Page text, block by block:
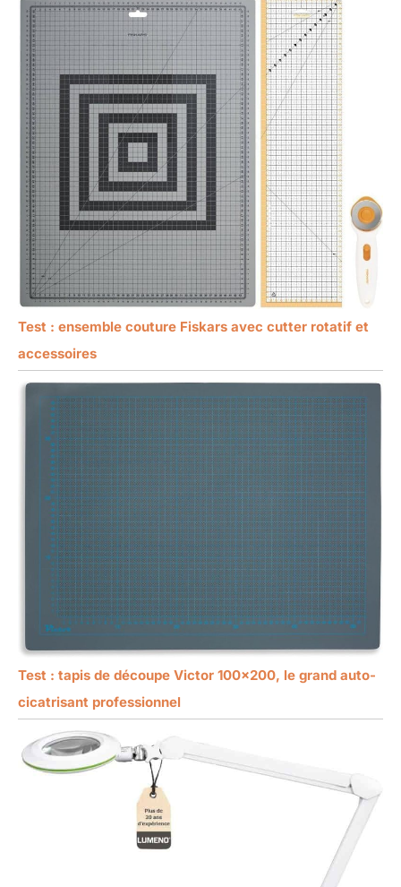
Test : ensemble couture Fiskars avec cutter rotatif et
accessoires
Test : tapis de découpe Victor 100×200, le grand auto-
cicatrisant professionnel